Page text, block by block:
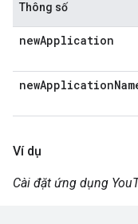
Thông số
newApplication
Ví dụ
Cài đặt ứng dụng